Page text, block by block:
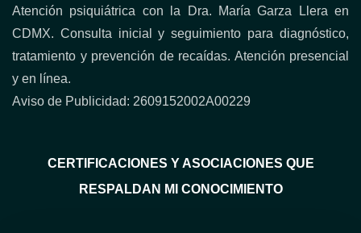
Atención psiquiátrica con la Dra. María Garza Llera en
CDMX. Consulta inicial y seguimiento para diagnóstico,
tratamiento y prevención de recaídas. Atención presencial
y en línea.
Aviso de Publicidad: 2609152002A00229
CERTIFICACIONES Y ASOCIACIONES QUE
RESPALDAN MI CONOCIMIENTO